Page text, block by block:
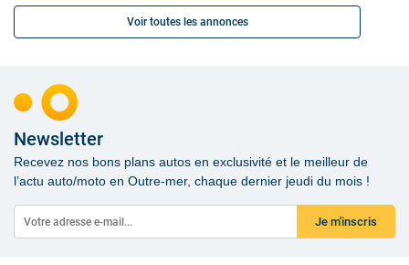
Voir toutes les annonces
Newsletter
Recevez nos bons plans autos en exclusivité et le meilleur de
l’actu auto/moto en Outre-mer, chaque dernier jeudi du mois !
Je m'inscris